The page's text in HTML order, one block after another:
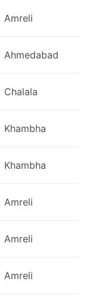
Amreli
Ahmedabad
Chalala
Khambha
Khambha
Amreli
Amreli
Amreli